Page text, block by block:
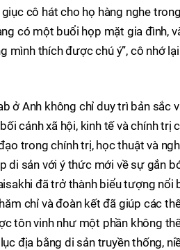
cô hát cho họ hàng nghe
có một buổi họp mặt gia đình,
mình thích được chú ý”, cô nhớ
ở Anh không chỉ duy trì bản sắc
cảnh xã hội, kinh tế và chính trị
trong chính trị, học thuật và
di sản với ý thức mới về sự gắn
đã trở thành biểu tượng nổi
chỉ và đoàn kết đã giúp các
tôn vinh như một phần không
địa bằng di sản truyền thống,